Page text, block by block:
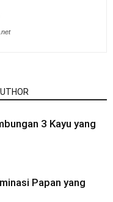
3 Kayu yang
Papan yang